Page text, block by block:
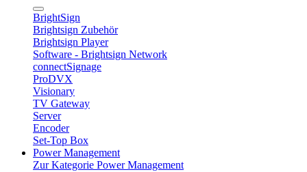
BrightSign
Brightsign Zubehör
Brightsign Player
Software - Brightsign Network
connectSignage
ProDVX
Visionary
TV Gateway
Server
Encoder
Set-Top Box
Power Management
Zur Kategorie Power Management